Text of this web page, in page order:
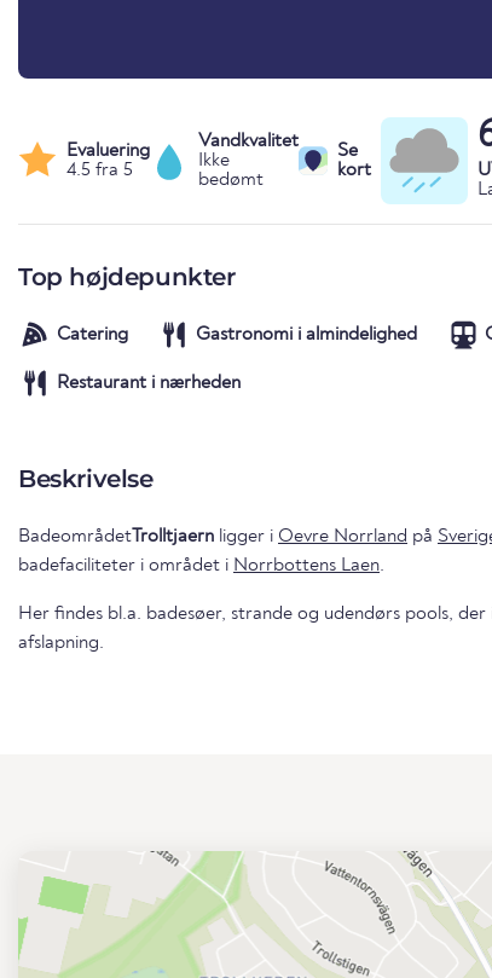
Evaluering
4.5 fra 5
Vandkvalitet
Ikke
bedømt
Se
kort
Top højdepunkter
Catering Gastronomi i almindelighed
Restaurant i nærheden
Beskrivelse
BadeområdetTrolltjaern ligger i Oevre Norrland på
badefaciliteter i området i Norrbottens Laen.
Her findes bl.a. badesøer, strande og udendørs pools,
afslapning.